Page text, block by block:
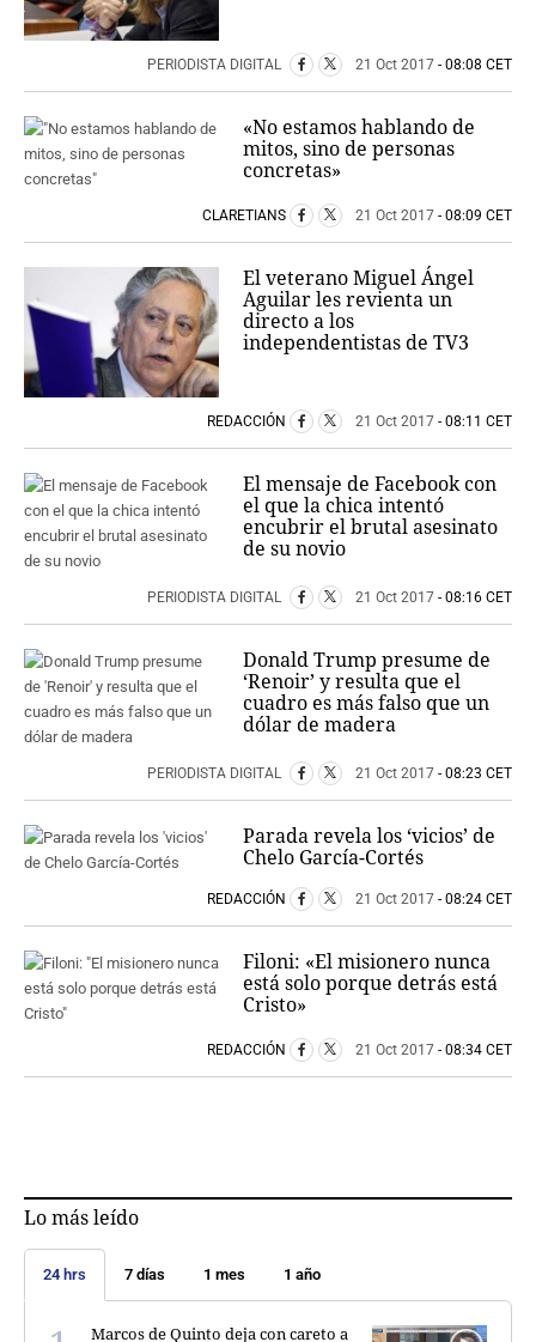
PERIODISTA DIGITAL 21 Oct 2017 - 08:08 CET
«No estamos hablando de
mitos, sino de personas
concretas»
CLARETIANS 21 Oct 2017 - 08:09 CET
El veterano Miguel Ángel
Aguilar les revienta un
directo a los
independentistas de TV3
REDACCIÓN 21 Oct 2017 - 08:11 CET
El mensaje de Facebook con
el que la chica intentó
encubrir el brutal asesinato
de su novio
PERIODISTA DIGITAL 21 Oct 2017 - 08:16 CET
Donald Trump presume de
‘Renoir’ y resulta que el
cuadro es más falso que un
dólar de madera
PERIODISTA DIGITAL 21 Oct 2017 - 08:23 CET
Parada revela los ‘vicios’ de
Chelo García-Cortés
REDACCIÓN 21 Oct 2017 - 08:24 CET
Filoni: «El misionero nunca
está solo porque detrás está
Cristo»
REDACCIÓN 21 Oct 2017 - 08:34 CET
Lo más leído
24 hrs 7 días 1 mes 1 año
Marcos de Quinto deja con careto a